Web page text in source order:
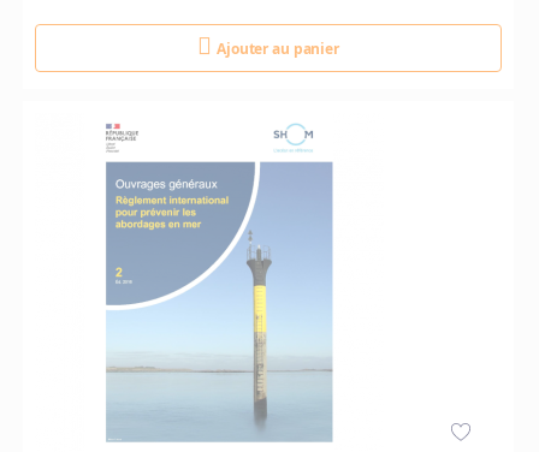
Ajouter au panier